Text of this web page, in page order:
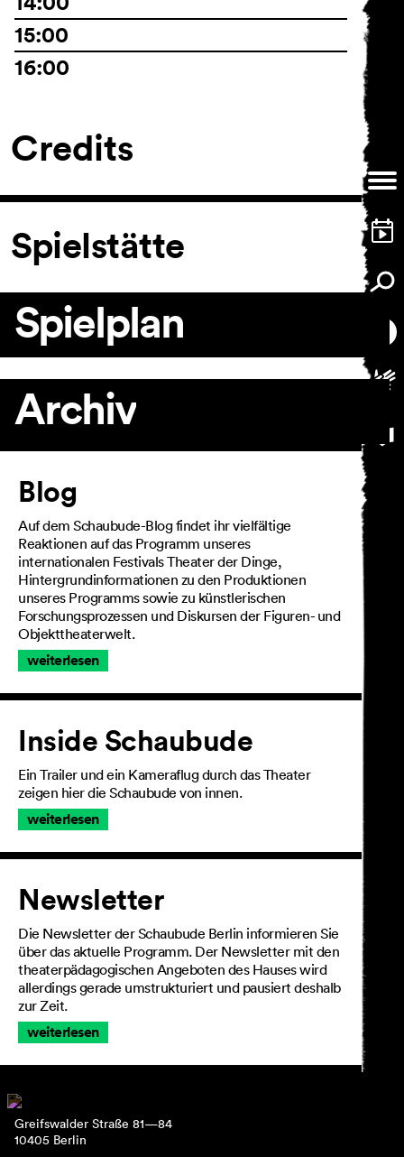
15:00
16:00
Credits
Spielstätte
Spielplan
Archiv
Artikel
Blog
Auf dem Schaubude-Blog findet ihr vielfältige
Reaktionen auf das Programm unseres
internationalen Festivals Theater der Dinge,
Hintergrundinformationen zu den Produktionen
unseres Programms sowie zu künstlerischen
Forschungsprozessen und Diskursen der Figuren- und
Objekttheaterwelt.
weiterlesen
Inside Schaubude
Ein Trailer und ein Kameraflug durch das Theater
zeigen hier die Schaubude von innen.
weiterlesen
Newsletter
Die Newsletter der Schaubude Berlin informieren Sie
über das aktuelle Programm. Der Newsletter mit den
theaterpädagogischen Angeboten des Hauses wird
allerdings gerade umstrukturiert und pausiert deshalb
zur Zeit.
weiterlesen
Greifswalder Straße 81—84
10405 Berlin